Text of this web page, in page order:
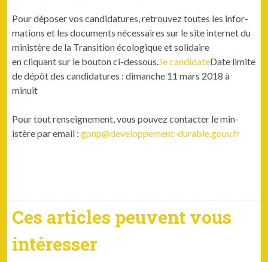
Pour dépos­er vos can­di­da­tures, retrou­vez toutes les infor­
ma­tions et les doc­u­ments néces­saires sur le site inter­net du
min­istère de la Tran­si­tion écologique et solidaire
en cli­quant sur le bou­ton ci-dessous. Je can­di­dateDate lim­ite
de dépôt des can­di­da­tures : dimanche 11 mars 2018 à
minuit
Pour tout ren­seigne­ment, vous pou­vez con­tac­ter le min­
istère par email :gpnp@developpement-durable.gouv.fr
Ces articles peuvent vous
intéresser